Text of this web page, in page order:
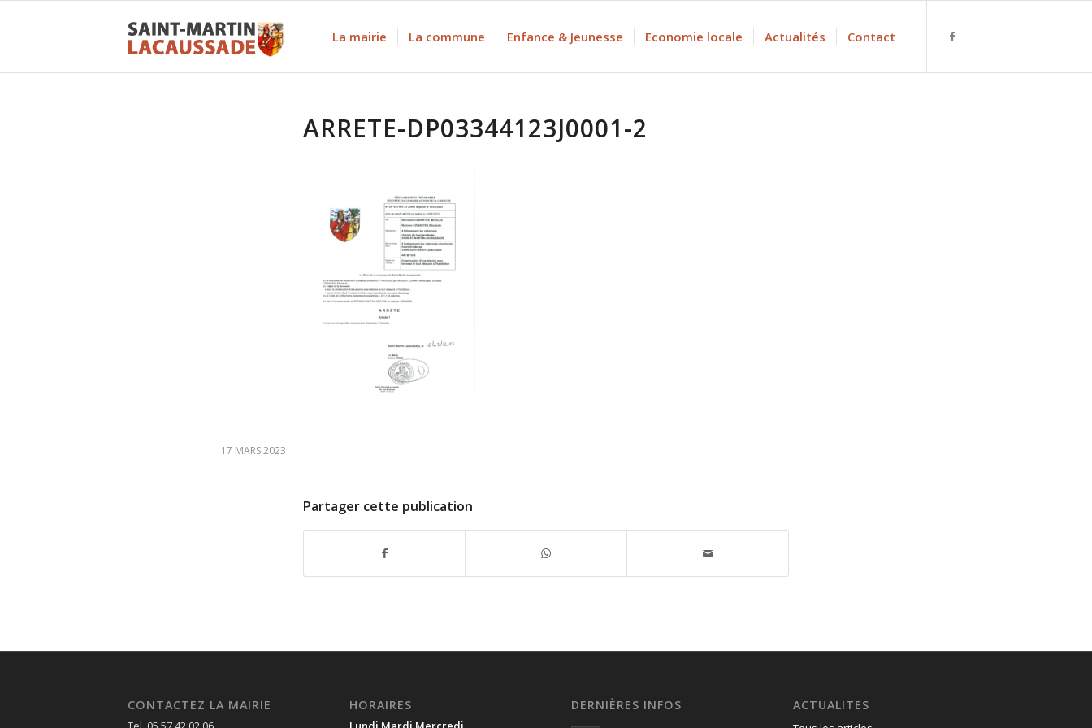
La mairie La commune Enfance & Jeunesse Economie locale Actualités Contact
ARRETE-DP03344123J0001-2
17 MARS 2023
Partager cette publication
CONTACTEZ LA MAIRIE HORAIRES DERNIÈRES INFOS ACTUALITES